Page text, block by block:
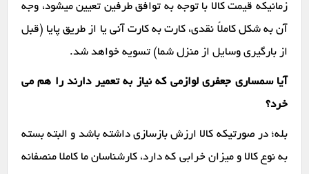
زمانیکه قیمت کالا با توجه به توافق طرفین تعیین میشود، وجه
آن به شکل کاملاً نقدی، کارت به کارت آنی یا از طریق پایا (قبل
از بارگیری وسایل از منزل شما) تسویه خواهد شد.
آیا سمساری جعفری لوازمی که نیاز به تعمیر دارند را هم می
خرد؟
بله؛ در صورتیکه کالا ارزش بازسازی داشته باشد و البته بسته
به نوع کالا و میزان خرابی که دارد، کارشناسان ما کاملا منصفانه